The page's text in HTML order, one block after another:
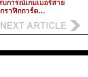
การณ์เกมเมอร์สาย
ราฟิกการ์ด…